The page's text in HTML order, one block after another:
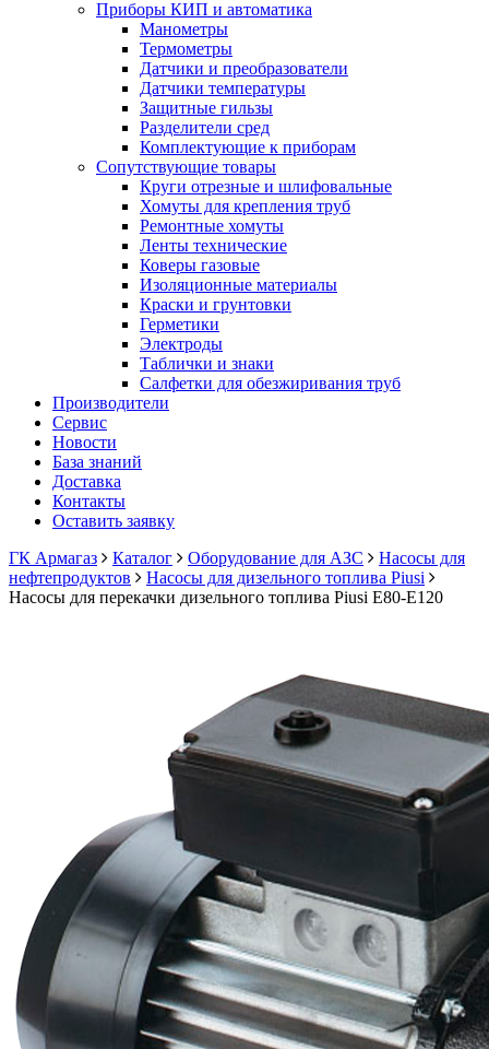
Приборы КИП и автоматика
Манометры
Термометры
Датчики и преобразователи
Датчики температуры
Защитные гильзы
Разделители сред
Комплектующие к приборам
Сопутствующие товары
Круги отрезные и шлифовальные
Хомуты для крепления труб
Ремонтные хомуты
Ленты технические
Коверы газовые
Изоляционные материалы
Краски и грунтовки
Герметики
Электроды
Таблички и знаки
Салфетки для обезжиривания труб
Производители
Сервис
Новости
База знаний
Доставка
Контакты
Оставить заявку
ГК Армагаз
Каталог Оборудование для АЗС
Насосы для
нефтепродуктов
Насосы для дизельного топлива Piusi
Насосы для перекачки дизельного топлива Piusi E80-E120